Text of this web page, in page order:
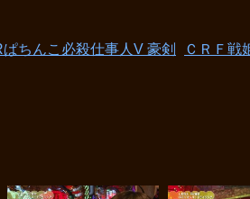
ちんこ必殺仕事人V 豪剣 ＣＲＦ戦